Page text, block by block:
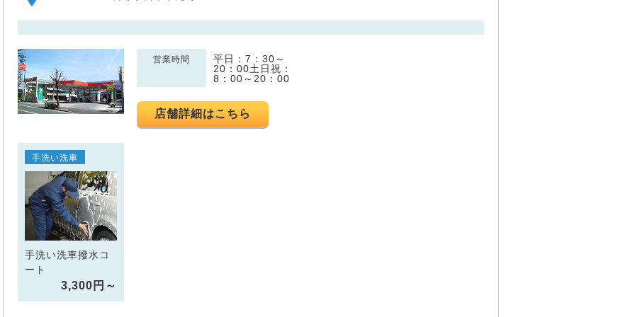
営業時間
平日：7：30～
20：00土日祝：
8：00～20：00
店舗詳細はこちら
手洗い洗車
手洗い洗車撥水コ
ート
3,300円～